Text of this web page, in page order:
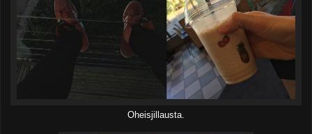
Oheisjillausta.